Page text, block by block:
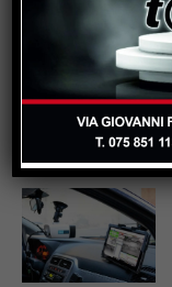
Popular